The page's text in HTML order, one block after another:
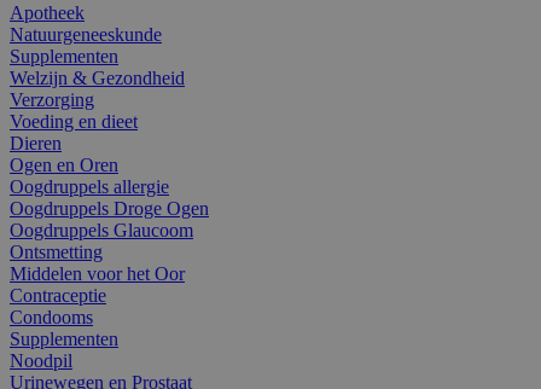
Apotheek
Natuurgeneeskunde
Supplementen
Welzijn & Gezondheid
Verzorging
Voeding en dieet
Dieren
Ogen en Oren
Oogdruppels allergie
Oogdruppels Droge Ogen
Oogdruppels Glaucoom
Ontsmetting
Middelen voor het Oor
Contraceptie
Condooms
Supplementen
Noodpil
Urinewegen en Prostaat